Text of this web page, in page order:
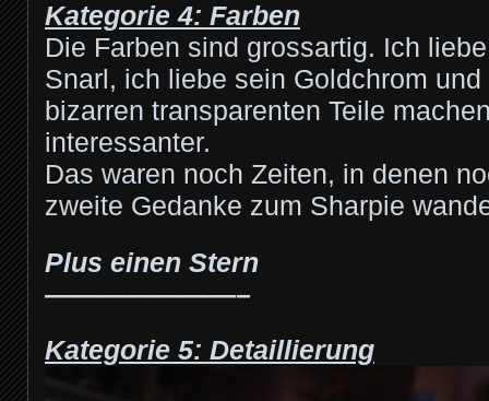
Kategorie 4: Farben
Die Farben sind grossartig. Ich
Snarl, ich liebe sein Goldchrom
bizarren transparenten Teile
interessanter.
Das waren noch Zeiten, in denen
zweite Gedanke zum Sharpie
Plus einen Stern
———————–
Kategorie 5: Detaillierung